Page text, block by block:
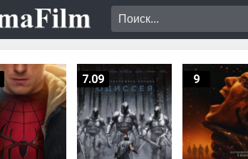
7.09 9